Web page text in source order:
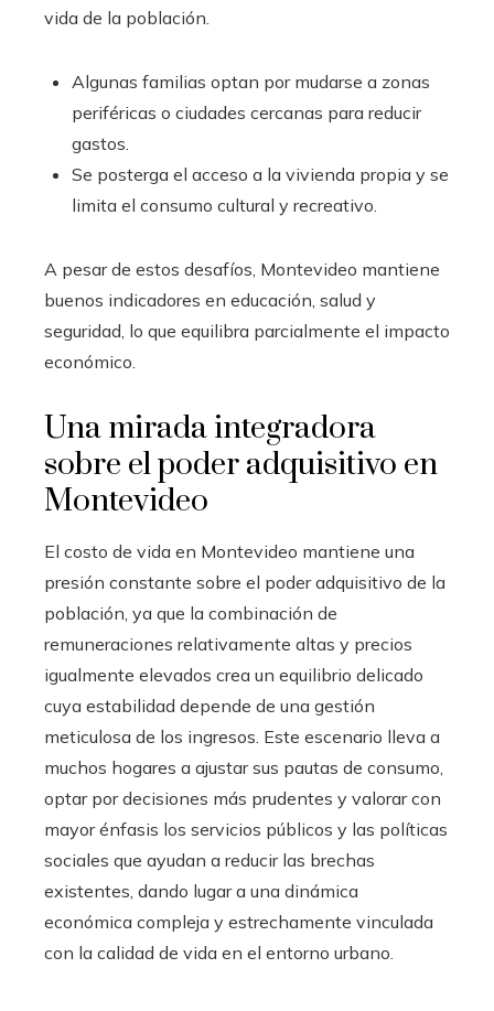
vida de la población.
Algunas familias optan por mudarse a zonas
periféricas o ciudades cercanas para reducir
gastos.
Se posterga el acceso a la vivienda propia y se
limita el consumo cultural y recreativo.
A pesar de estos desafíos, Montevideo mantiene
buenos indicadores en educación, salud y
seguridad, lo que equilibra parcialmente el impacto
económico.
Una mirada integradora
sobre el poder adquisitivo en
Montevideo
El costo de vida en Montevideo mantiene una
presión constante sobre el poder adquisitivo de la
población, ya que la combinación de
remuneraciones relativamente altas y precios
igualmente elevados crea un equilibrio delicado
cuya estabilidad depende de una gestión
meticulosa de los ingresos. Este escenario lleva a
muchos hogares a ajustar sus pautas de consumo,
optar por decisiones más prudentes y valorar con
mayor énfasis los servicios públicos y las políticas
sociales que ayudan a reducir las brechas
existentes, dando lugar a una dinámica
económica compleja y estrechamente vinculada
con la calidad de vida en el entorno urbano.